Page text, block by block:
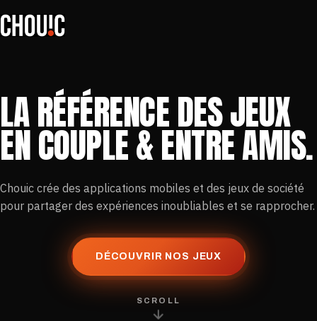
LA RÉFÉRENCE DES JEUX
EN COUPLE & ENTRE AMIS.
Chouic crée des applications mobiles et des jeux de société
pour partager des expériences inoubliables et se rapprocher.
DÉCOUVRIR NOS JEUX
SCROLL